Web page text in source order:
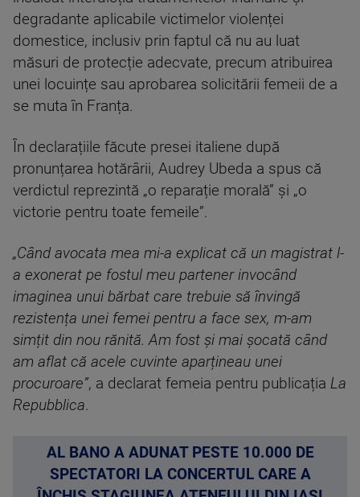
degradante aplicabile victimelor violenței
domestice, inclusiv prin faptul că nu au luat
măsuri de protecție adecvate, precum atribuirea
unei locuințe sau aprobarea solicitării femeii de a
se muta în Franța.
În declarațiile făcute presei italiene după
pronunțarea hotărârii, Audrey Ubeda a spus că
verdictul reprezintă „o reparație morală” și „o
victorie pentru toate femeile”.
„Când avocata mea mi-a explicat că un magistrat l-
a exonerat pe fostul meu partener invocând
imaginea unui bărbat care trebuie să învingă
rezistența unei femei pentru a face sex, m-am
simțit din nou rănită. Am fost și mai șocată când
am aflat că acele cuvinte aparțineau unei
procuroare”, a declarat femeia pentru publicația La
Repubblica.
AL BANO A ADUNAT PESTE 10.000 DE
SPECTATORI LA CONCERTUL CARE A